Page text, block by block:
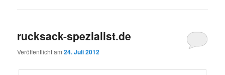
rucksack-spezialist.de
Veröffentlicht am24. Juli 2012